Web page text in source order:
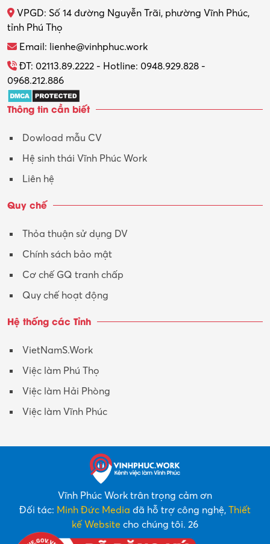
Thực tập
Tổ chức sự kiện – Quà tặng
Trợ lý
Tư vấn
Tư vấn – Kiến trúc
Y tế-Dược
VPGD: Số 14 đường Nguyễn Trãi, phường Vĩnh Phúc,
tỉnh Phú Thọ
Email: lienhe@vinhphuc.work
ĐT: 02113.89.2222 - Hotline: 0948.929.828 -
0968.212.886
Thông tin cần biết
Dowload mẫu CV
Hệ sinh thái Vĩnh Phúc Work
Liên hệ
Quy chế
Thỏa thuận sử dụng DV
Chính sách bảo mật
Cơ chế GQ tranh chấp
Quy chế hoạt động
Hệ thống các Tỉnh
VietNamS.Work
Việc làm Phú Thọ
Việc làm Hải Phòng
Việc làm Vĩnh Phúc
Vĩnh Phúc Work trân trọng cảm ơn
Đối tác: Minh Đức Media đã hỗ trợ công nghệ, Thiết
kế Website cho chúng tôi. 26